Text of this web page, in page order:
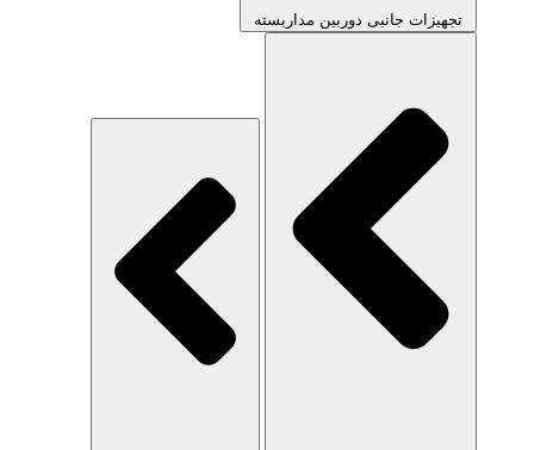
تجهیزات جانبی دوربین مداربسته